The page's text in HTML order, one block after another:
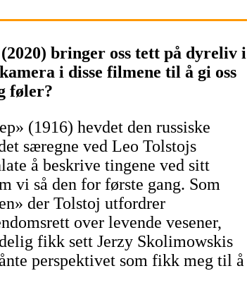
bringer oss tett på dyreliv i
i disse filmene til å gi oss
føler?
(1916) hevdet den russiske
særegne ved Leo Tolstojs
å beskrive tingene ved sitt
vi så den for første gang. Som
der Tolstoj utfordrer
over levende vesener,
fikk sett Jerzy Skolimowskis
perspektivet som fikk meg til å